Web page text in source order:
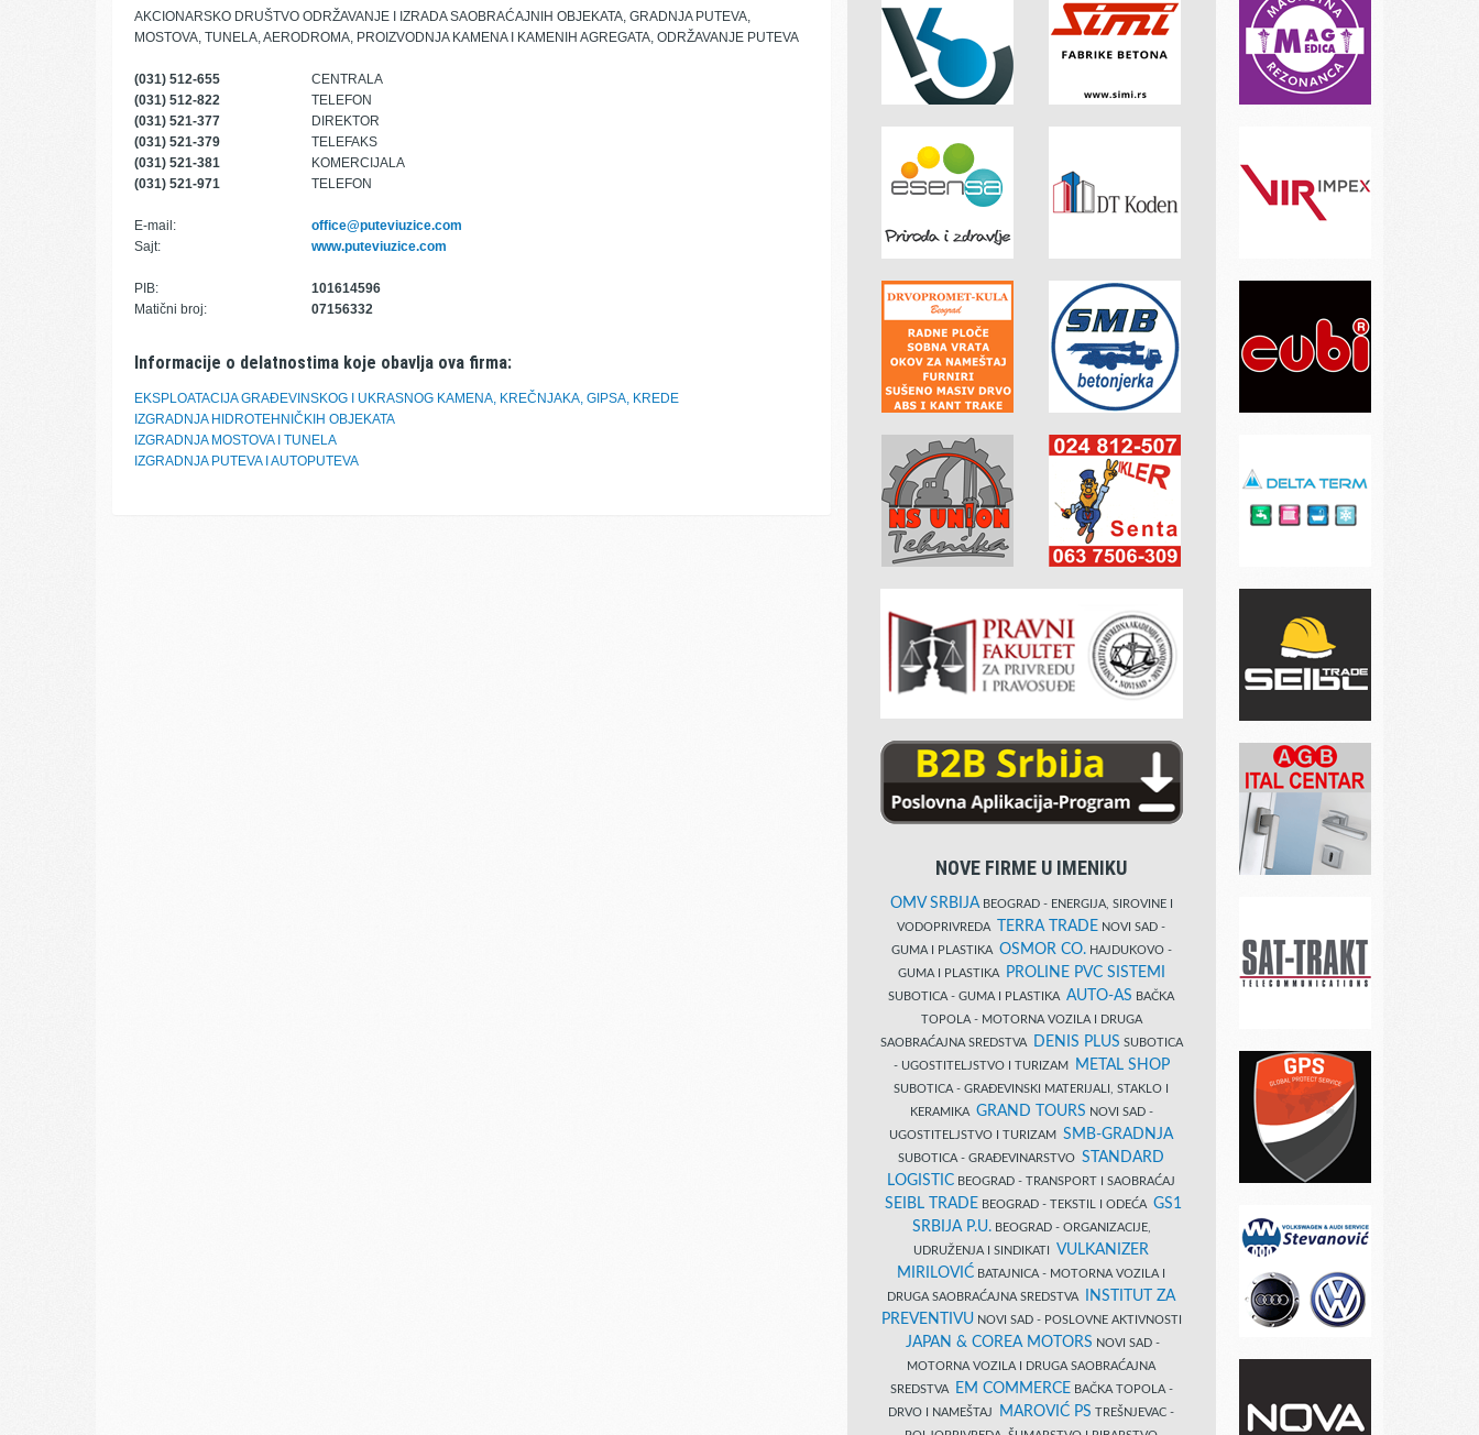
AKCIONARSKO DRUŠTVO ODRŽAVANJE I IZRADA SAOBRAĆAJNIH OBJEKATA, GRADNJA PUTEVA,
MOSTOVA, TUNELA, AERODROMA, PROIZVODNJA KAMENA I KAMENIH AGREGATA, ODRŽAVANJE PUTEVA
(031) 512-655
CENTRALA
(031) 512-822
TELEFON
(031) 521-377
DIREKTOR
(031) 521-379
TELEFAKS
(031) 521-381
KOMERCIJALA
(031) 521-971
TELEFON
E-mail:
office@puteviuzice.com
Sajt:
www.puteviuzice.com
PIB:
101614596
Matični broj:
07156332
Informacije o delatnostima koje obavlja ova firma:
EKSPLOATACIJA GRAĐEVINSKOG I UKRASNOG KAMENA, KREČNJAKA, GIPSA, KREDE
IZGRADNJA HIDROTEHNIČKIH OBJEKATA
IZGRADNJA MOSTOVA I TUNELA
IZGRADNJA PUTEVA I AUTOPUTEVA
NOVE FIRME U IMENIKU
OMV SRBIJABEOGRAD - ENERGIJA, SIROVINE I
VODOPRIVREDA
TERRA TRADE NOVI SAD -
GUMA I PLASTIKA OSMOR CO.HAJDUKOVO -
GUMA I PLASTIKA
PROLINE PVC SISTEMI
SUBOTICA - GUMA I PLASTIKA AUTO-AS BAČKA
TOPOLA - MOTORNA VOZILA I DRUGA
SAOBRAĆAJNA SREDSTVA
DENIS PLUS SUBOTICA
- UGOSTITELJSTVO I TURIZAM
METAL SHOP
SUBOTICA - GRAĐEVINSKI MATERIJALI, STAKLO I
KERAMIKA GRAND TOURS NOVI SAD -
UGOSTITELJSTVO I TURIZAM SMB-GRADNJA
SUBOTICA - GRAĐEVINARSTVO STANDARD
LOGISTIC BEOGRAD - TRANSPORT I SAOBRAĆAJ
SEIBL TRADE BEOGRAD - TEKSTIL I ODEĆA GS1
SRBIJA P.U.BEOGRAD - ORGANIZACIJE,
UDRUŽENJA I SINDIKATI VULKANIZER
MIRILOVIĆ BATAJNICA - MOTORNA VOZILA I
DRUGA SAOBRAĆAJNA SREDSTVA
INSTITUT ZA
PREVENTIVUNOVI SAD - POSLOVNE AKTIVNOSTI
JAPAN & COREA MOTORS NOVI SAD -
MOTORNA VOZILA I DRUGA SAOBRAĆAJNA
SREDSTVA
EM COMMERCE BAČKA TOPOLA -
DRVO I NAMEŠTAJ
MAROVIĆ PS TREŠNJEVAC -